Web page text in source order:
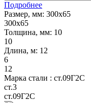
Подробнее
Размер, мм: 300х65
300х65
Толщина, мм: 10
10
Длина, м: 12
6
12
Марка стали : ст.09Г2С
ст.3
ст.09Г2С